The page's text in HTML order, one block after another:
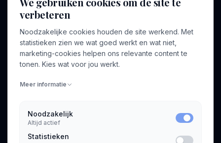
Bedrijven
Blog
Contact
Inloggen
INFORMATIE
Privacyverklaring
verbeteren
Noodzakelijke cookies houden de site werkend. Met
statistieken zien we wat goed werkt en wat niet,
marketing-cookies helpen ons relevante content te
tonen. Kies wat voor jou werkt.
Meer informatie
Noodzakelijk
Altijd actief
Statistieken